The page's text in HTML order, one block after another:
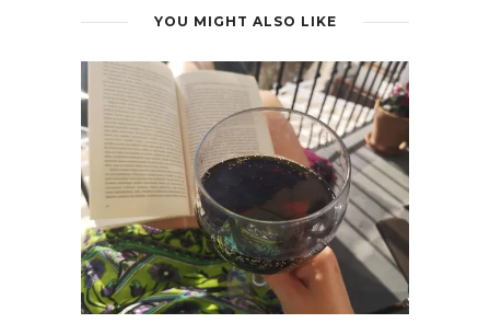
YOU MIGHT ALSO LIKE